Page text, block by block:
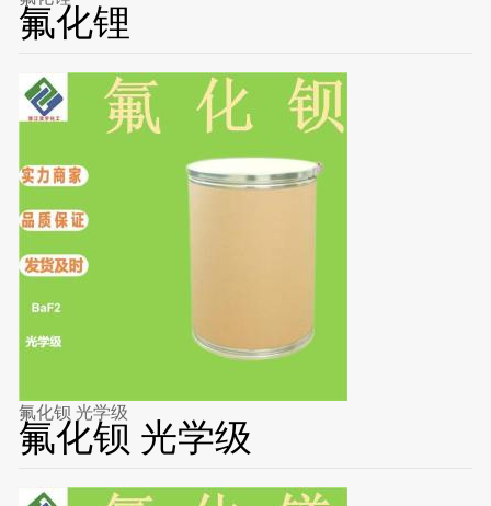
氟化锂
氟化钡 光学级
氟化钡 光学级